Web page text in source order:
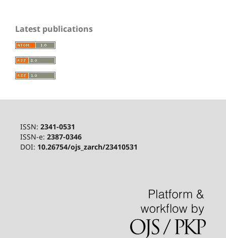
Latest publications
ISSN: 2341-0531
ISSN-e: 2387-0346
DOI: 10.26754/ojs_zarch/23410531